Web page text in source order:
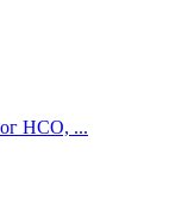
НСО, ...